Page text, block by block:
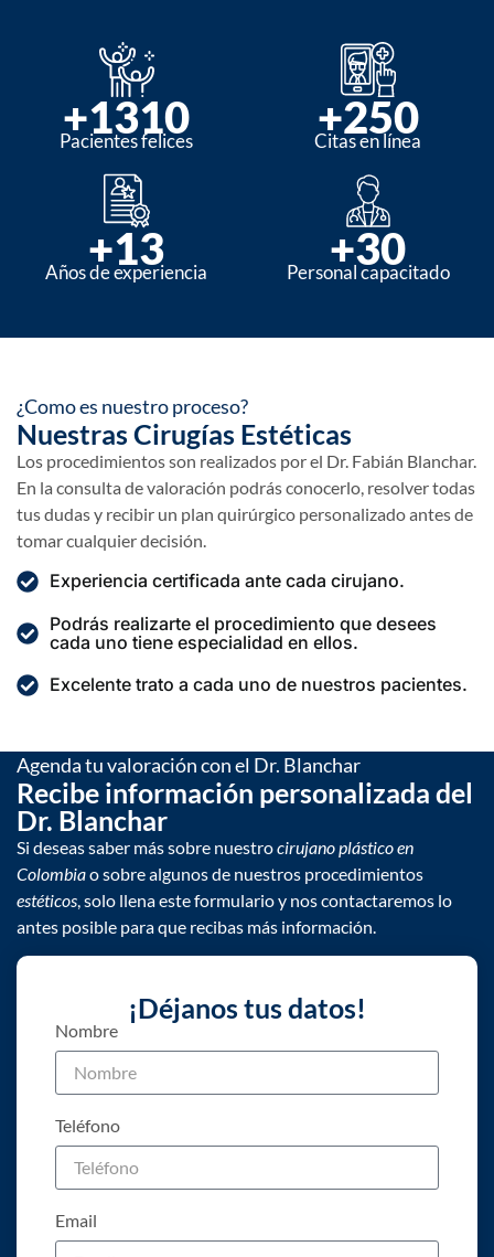
Pacientes felices
+1310 Citas en línea
+250
Años de experiencia
+13 Personal capacitado
+30
¿Como es nuestro proceso?
Nuestras Cirugías Estéticas
Los procedimientos son realizados por el Dr. Fabián Blanchar.
En la consulta de valoración podrás conocerlo, resolver todas
tus dudas y recibir un plan quirúrgico personalizado antes de
tomar cualquier decisión.
Experiencia certificada ante cada cirujano.
Podrás realizarte el procedimiento que desees
cada uno tiene especialidad en ellos.
Excelente trato a cada uno de nuestros pacientes.
Agenda tu valoración con el Dr. Blanchar
Recibe información personalizada del
Dr. Blanchar
Si deseas saber más sobre nuestrocirujano plástico en
Colombiao sobre algunos de nuestros procedimientos
estéticos , solo llena este formulario y nos contactaremos lo
antes posible para que recibas más información.
¡Déjanos tus datos!
Nombre
Teléfono
Email